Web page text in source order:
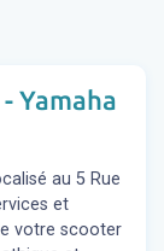
Yamaha
au 5 Rue
et
votre scooter